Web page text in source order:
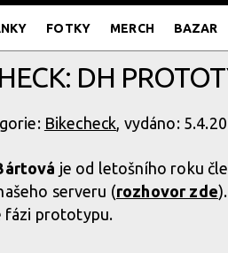
FOTKY MERCH BAZAR
DH
Bikecheck, vydáno:
je od letošního roku
serveru (rozhovor zde
fázi prototypu.